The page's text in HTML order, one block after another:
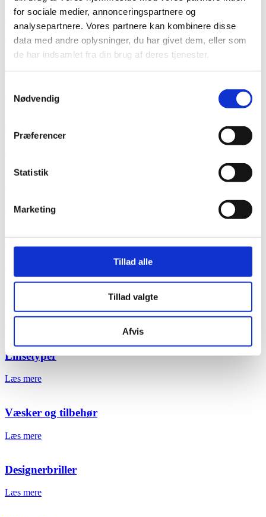
for sociale medier, annonceringspartnere og
analysepartnere. Vores partnere kan kombinere disse
data med andre oplysninger, du har givet dem, eller som
de har indsamlet fra din brug af deres tjenester.
Nødvendig
Præferencer
Statistik
Marketing
Tillad alle
Tillad valgte
Afvis
Guide til godt syn
Læs mere
Børn og briller
Læs mere
Læs mere
Solbriller med styrke
Linsetyper
Læs mere
Væsker og tilbehør
Læs mere
Designerbriller
Læs mere